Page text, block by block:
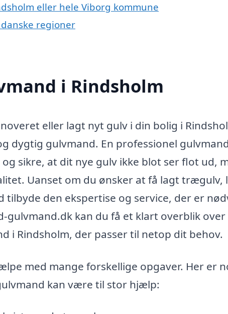
eller hele Viborg kommune
regioner
i Rindsholm
eller lagt nyt gulv i din bolig i
dygtig gulvmand. En professionel
sikre, at dit nye gulv ikke blot ser flot ud,
Uanset om du ønsker at få lagt trægulv,
tilbyde den ekspertise og service, der er
gulvmand.dk kan du få et klart overblik
i Rindsholm, der passer til netop dit behov.
med mange forskellige opgaver. Her er
kan være til stor hjælp: